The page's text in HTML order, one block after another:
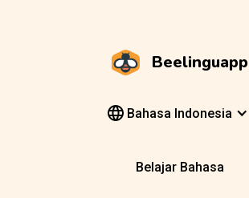
Beelinguapp
Bahasa Indonesia
Belajar Bahasa